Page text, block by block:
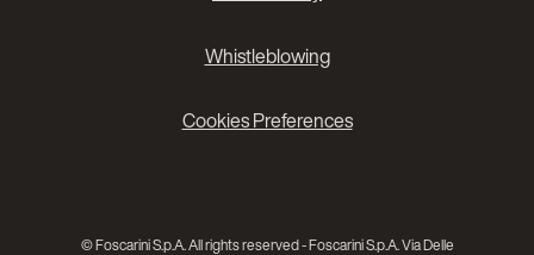
Whistleblowing
Cookies Preferences
© Foscarini S.p.A. All rights reserved - Foscarini S.p.A. Via Delle